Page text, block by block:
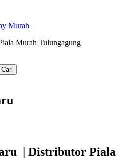
Murah
Murah Tulungagung
| Distributor Piala